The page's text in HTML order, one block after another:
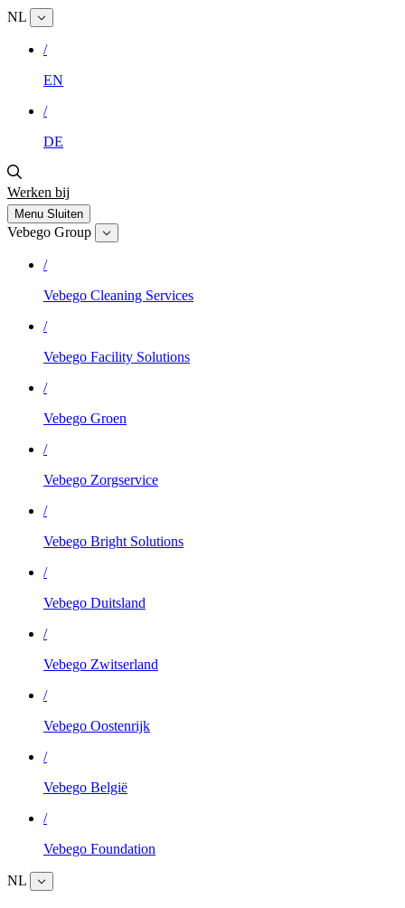
NL
/
EN
/
DE
Werken bij
Menu Sluiten
Vebego Group
/
Vebego Cleaning Services
/
Vebego Facility Solutions
/
Vebego Groen
/
Vebego Zorgservice
/
Vebego Bright Solutions
/
Vebego Duitsland
/
Vebego Zwitserland
/
Vebego Oostenrijk
/
Vebego België
/
Vebego Foundation
NL